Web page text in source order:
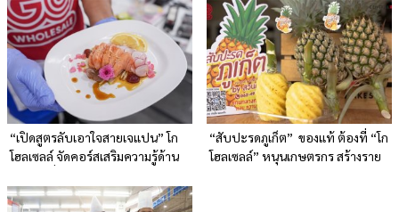
“เปิดสูตรลับเอาใจสายเจแปน” โก
โฮลเซลล์ จัดคอร์สเสริมความรู้ด้าน
“สับปะรดภูเก็ต” ของแท้ ต้องที่ “โก
โฮลเซลล์” หนุนเกษตรกร สร้างราย